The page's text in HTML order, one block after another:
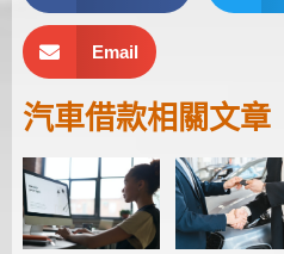
Email
汽車借款相關文章